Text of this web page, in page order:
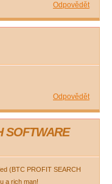
Odpovědět
Odpovědět
SOFTWARE
(BTC PROFIT SEARCH
a rich man!